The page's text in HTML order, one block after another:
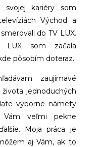
svojej kariéry som
Východ a
do TV LUX.
LUX som začala
pôsobím doteraz.
zaujímavé
jednoduchých
výborne námety
Vám veľmi pekne
Moja práca je
aj Vám, ak to